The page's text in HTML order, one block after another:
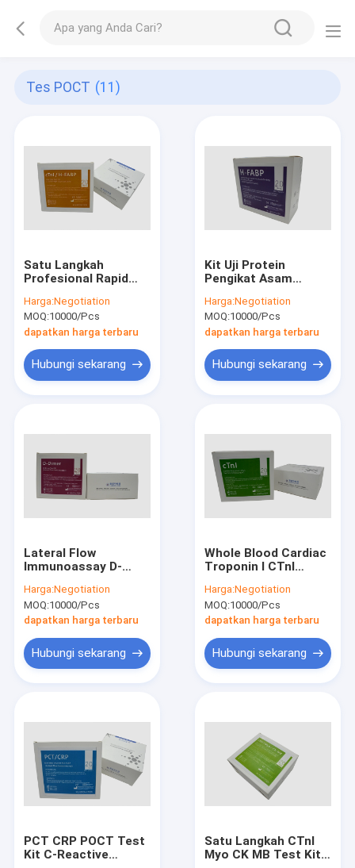
Tes POCT (11)
Satu Langkah
Profesional Rapid
PCS CTnI H-FABP
Colloidal Gold Test
Kit
Harga:Negotiation
MOQ:10000/Pcs
dapatkan harga terbaru
Hubungi sekarang
Kit Uji Protein
Pengikat Asam
Manusia IVD Akurasi
Tinggi
Harga:Negotiation
MOQ:10000/Pcs
dapatkan harga terbaru
Hubungi sekarang
Lateral Flow
Immunoassay D-
Penentuan
Kuantitatif Vitro
Harga:Negotiation
MOQ:10000/Pcs
dapatkan harga terbaru
Hubungi sekarang
Whole Blood Cardiac
Troponin I CTnI
Sandwich
Immunoassay
Harga:Negotiation
MOQ:10000/Pcs
dapatkan harga terbaru
Hubungi sekarang
PCT CRP POCT Test
Kit C-Reactive
Satu Langkah CTnI
Myo CK MB Test Kit